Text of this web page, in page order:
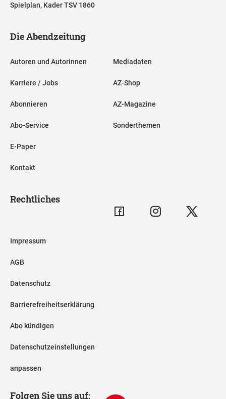
Spielplan, Kader TSV 1860
Die Abendzeitung
Autoren und Autorinnen
Karriere / Jobs
Abonnieren
Abo-Service
E-Paper
Kontakt
Mediadaten
AZ-Shop
AZ-Magazine
Sonderthemen
Rechtliches
Impressum
AGB
Datenschutz
Barrierefreiheitserklärung
Abo kündigen
Datenschutzeinstellungen
anpassen
Folgen Sie uns auf: